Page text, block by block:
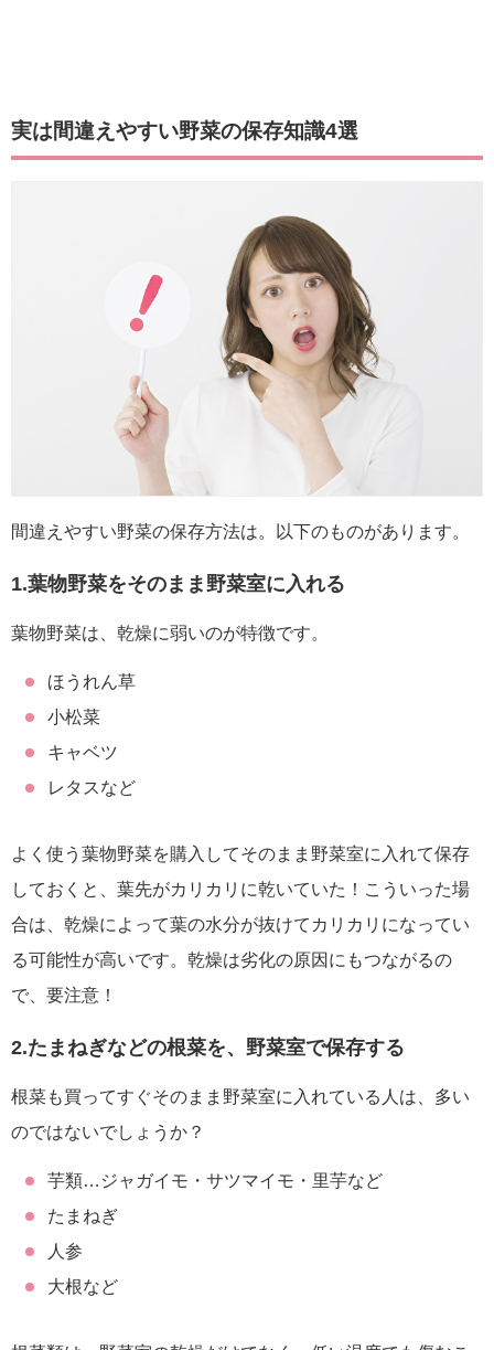
実は間違えやすい野菜の保存知識4選
間違えやすい野菜の保存方法は。以下のものがあります。
1.葉物野菜をそのまま野菜室に入れる
葉物野菜は、乾燥に弱いのが特徴です。
ほうれん草
小松菜
キャベツ
レタスなど
よく使う葉物野菜を購入してそのまま野菜室に入れて保存
しておくと、葉先がカリカリに乾いていた！こういった場
合は、乾燥によって葉の水分が抜けてカリカリになってい
る可能性が高いです。乾燥は劣化の原因にもつながるの
で、要注意！
2.たまねぎなどの根菜を、野菜室で保存する
根菜も買ってすぐそのまま野菜室に入れている人は、多い
のではないでしょうか？
芋類…ジャガイモ・サツマイモ・里芋など
たまねぎ
人参
大根など